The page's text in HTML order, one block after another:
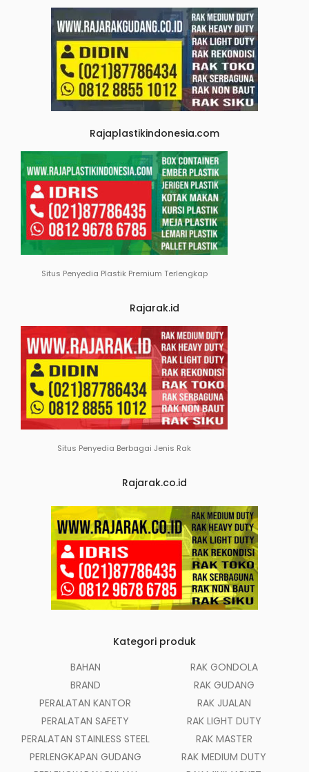
Rajaplastikindonesia.com
Situs Penyedia Plastik Premium Terlengkap
Rajarak.id
Situs Penyedia Berbagai Jenis Rak
Rajarak.co.id
Kategori produk
BAHAN
BRAND
PERALATAN KANTOR
PERALATAN SAFETY
PERALATAN STAINLESS STEEL
PERLENGKAPAN GUDANG
RAK GONDOLA
RAK GUDANG
RAK JUALAN
RAK LIGHT DUTY
RAK MASTER
RAK MEDIUM DUTY